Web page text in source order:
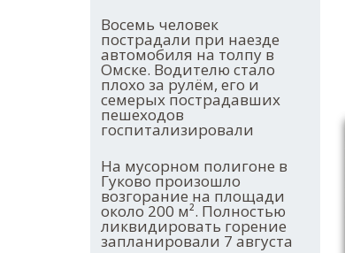
Восемь человек
пострадали при наезде
автомобиля на толпу в
Омске. Водителю стало
плохо за рулём, его и
семерых пострадавших
пешеходов
госпитализировали
На мусорном полигоне в
Гуково произошло
возгорание на площади
около 200 м². Полностью
ликвидировать горение
запланировали 7 августа